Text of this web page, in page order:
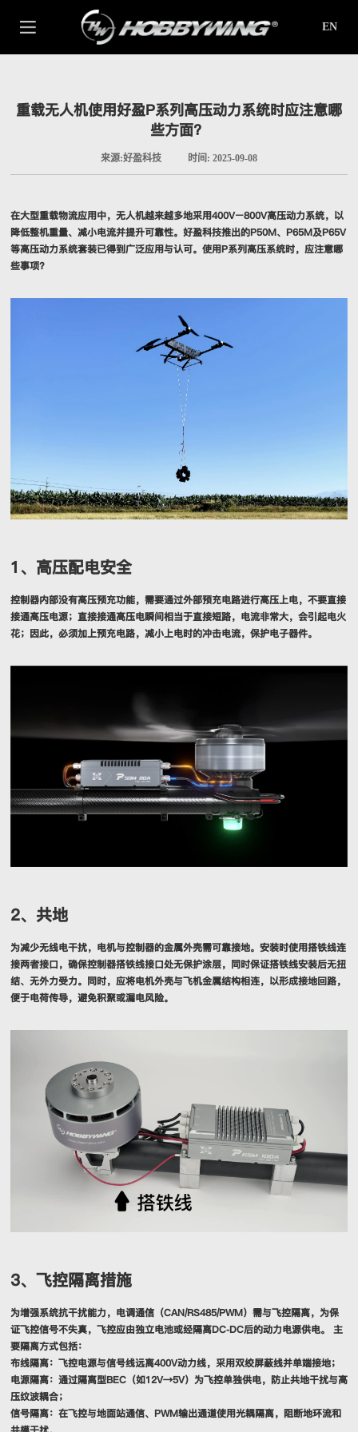
EN
重载无人机使用好盈P系列高压动力系统时应注意哪
些方面？
来源:好盈科技 时间: 2025-09-08
在大型重载物流应用中，无人机越来越多地采用400V–800V高压动力系统，以
降低整机重量、减小电流并提升可靠性。好盈科技推出的P50M、P65M及P65V
等高压动力系统套装已得到广泛应用与认可。使用P系列高压系统时，应注意哪
些事项？
1、高压配电安全
控制器内部没有高压预充功能，需要通过外部预充电路进行高压上电，不要直接
接通高压电源；直接接通高压电瞬间相当于直接短路，电流非常大，会引起电火
花；因此，必须加上预充电路，减小上电时的冲击电流，保护电子器件。
2、共地
为减少无线电干扰，电机与控制器的金属外壳需可靠接地。安装时使用搭铁线连
接两者接口，确保控制器搭铁线接口处无保护涂层，同时保证搭铁线安装后无扭
结、无外力受力。同时，应将电机外壳与飞机金属结构相连，以形成接地回路，
便于电荷传导，避免积聚或漏电风险。
3、飞控隔离措施
为增强系统抗干扰能力，电调通信（CAN/RS485/PWM）需与飞控隔离，为保
证飞控信号不失真，飞控应由独立电池或经隔离DC-DC后的动力电源供电。 主
要隔离方式包括：
布线隔离：飞控电源与信号线远离400V动力线，采用双绞屏蔽线并单端接地；
电源隔离：通过隔离型BEC（如12V→5V）为飞控单独供电，防止共地干扰与高
压纹波耦合；
信号隔离：在飞控与地面站通信、PWM输出通道使用光耦隔离，阻断地环流和